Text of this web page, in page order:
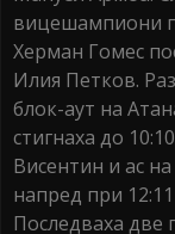
вицешампиони
Херман Гомес
Илия Петков.
блок-аут на
стигнаха до
Висентин и ас
напред при
Последваха две